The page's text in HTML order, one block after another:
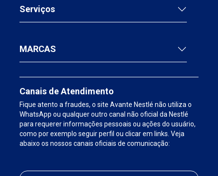
Serviços
MARCAS
Canais de Atendimento
Fique atento a fraudes, o site Avante Nestlé não utiliza o
WhatsApp ou qualquer outro canal não oficial da Nestlé
para requerer informações pessoais ou ações do usuário,
como por exemplo seguir perfil ou clicar em links. Veja
abaixo os nossos canais oficiais de comunicação: